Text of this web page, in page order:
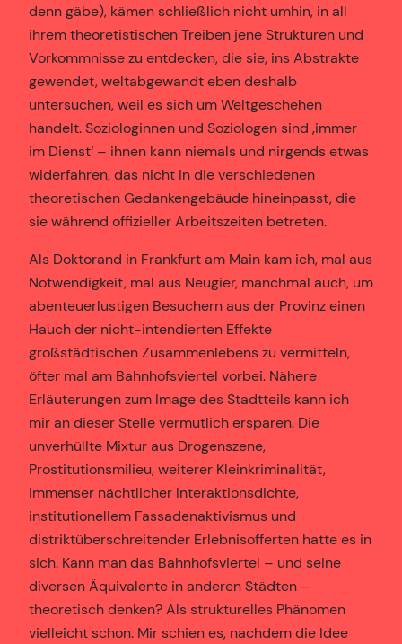
denn gäbe), kämen schließlich nicht umhin, in all
ihrem theoretistischen Treiben jene Strukturen und
Vorkommnisse zu entdecken, die sie, ins Abstrakte
gewendet, weltabgewandt eben deshalb
untersuchen, weil es sich um Weltgeschehen
handelt. Soziologinnen und Soziologen sind ‚immer
im Dienst‘ – ihnen kann niemals und nirgends etwas
widerfahren, das nicht in die verschiedenen
theoretischen Gedankengebäude hineinpasst, die
sie während offizieller Arbeitszeiten betreten.
Als Doktorand in Frankfurt am Main kam ich, mal aus
Notwendigkeit, mal aus Neugier, manchmal auch, um
abenteuerlustigen Besuchern aus der Provinz einen
Hauch der nicht-intendierten Effekte
großstädtischen Zusammenlebens zu vermitteln,
öfter mal am Bahnhofsviertel vorbei. Nähere
Erläuterungen zum Image des Stadtteils kann ich
mir an dieser Stelle vermutlich ersparen. Die
unverhüllte Mixtur aus Drogenszene,
Prostitutionsmilieu, weiterer Kleinkriminalität,
immenser nächtlicher Interaktionsdichte,
institutionellem Fassadenaktivismus und
distriktüberschreitender Erlebnisofferten hatte es in
sich. Kann man das Bahnhofsviertel – und seine
diversen Äquivalente in anderen Städten –
theoretisch denken? Als strukturelles Phänomen
vielleicht schon. Mir schien es, nachdem die Idee